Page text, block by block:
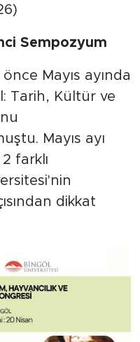
Sempozyum
Mayıs ayında
Tarih, Kültür ve
Mayıs ayı
farklı
dikkat